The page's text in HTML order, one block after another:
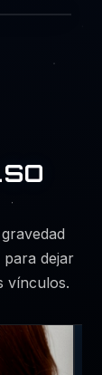
para dejar
vínculos.